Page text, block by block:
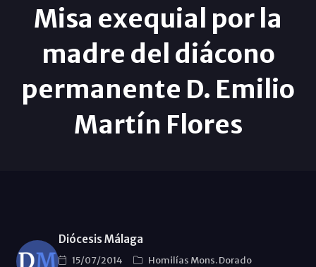
Misa exequial por la
madre del diácono
permanente D. Emilio
Martín Flores
Diócesis Málaga
15/07/2014
Homilías Mons. Dorado